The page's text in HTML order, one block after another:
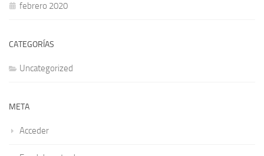
febrero 2020
CATEGORÍAS
Uncategorized
META
Acceder